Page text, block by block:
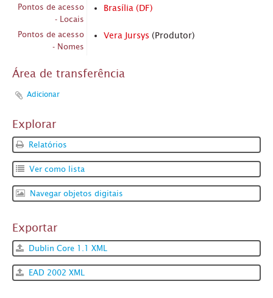
Pontos de acesso
- Locais
Brasília (DF)
Pontos de acesso
- Nomes
Vera Jursys (Produtor)
Área de transferência
Adicionar
Explorar
Relatórios
Ver como lista
Navegar objetos digitais
Exportar
Dublin Core 1.1 XML
EAD 2002 XML